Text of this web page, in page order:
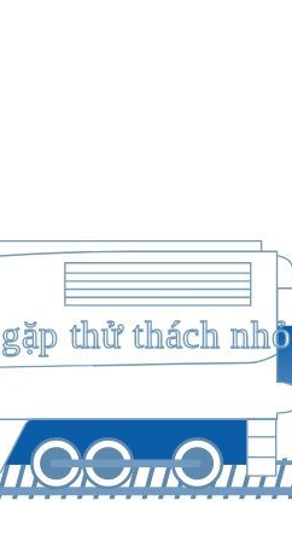
thử thách nhỏ